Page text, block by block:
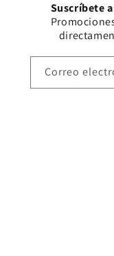
Suscríbete
Correo